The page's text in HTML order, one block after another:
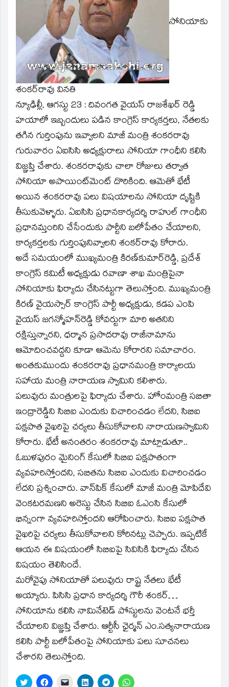
new
window)
సోనియాకు
శంకర్‌రావు వినతి
న్యూఢిల్లీ, ఆగస్టు 23 : దివంగత వైయస్‌ రాజశేఖర్‌ రెడ్డి
హయాలో ఇబ్బందులు పడిన కాంగ్రెస్‌ కార్యకర్తలు, నేతలకు
తగిన గుర్తింపును ఇవ్వాలని మాజీ మంత్రి శంకరరావు
గురువారం ఏఐసిసి అధ్యక్షురాలు సోనియా గాంధీని కలిసి
విజ్ఞప్తి చేశారు. శంకరరావుకు చాలా రోజులు తర్వాత
సోనియా అపాయింట్‌మెంట్‌ దొరికింది. ఆమెతో భేటీ
అయిన శంకరరావు పలు విషయాలను సోనియా దృష్టికి
తీసుకువెళ్ళారు. ఏఐసిసి ప్రధానకార్యదర్శి రాహుల్‌ గాంధీని
ప్రధానమ్తంరిని చేసేందుకు పార్టీని బలోపేతం చేయాలని,
కార్యకర్తలకు గుర్తింపునివ్వాలని శంకర్‌రావు కోరారు.
అదే సమయంలో ముఖ్యమంత్రి కిరణ్‌కుమార్‌రెడ్డి, ప్రదేశ్‌
కాంగ్రెస్‌ కమిటీ అధ్యక్షుడు రవాణా శాఖ మంత్రిపైనా
సోనియాకు ఫిర్యాదు చేసినట్టుగా తెలుస్తోంది. ముఖ్యమంత్రి
కిరణ్‌ వైయస్సార్‌ కాంగ్రెస్‌ పార్టీ అధ్యక్షుడు, కడప ఎంపి
వైయస్‌ జగన్మోహన్‌రెడ్డి కోవర్టుగా మారి అతనిని
రక్షిస్తున్నారని, ధర్మాన ప్రసాదరావు రాజీనామాను
ఆమోదించవద్దని కూడా ఆమెను కోరారని సమాచారం.
అంతకుముందు శంకరరావు ప్రధానమంత్రి కార్యాలయ
సహాయ మంత్రి నారాయణ స్వామిని కలిశారు.
పలువురు మంత్రులపై ఫిర్యాదు చేశారు. హోంమంత్రి సబితా
ఇంద్రారెడ్డిని సిబిఐ ఎందుకు విచారించడం లేదని, సిబిఐ
పక్షపాత వైఖరిపై చర్యలు తీసుకోవాలని నారాయణస్వామిని
కోరారు. భేటీ అనంతరం శంకరరావు మాట్లాడుతూ..
ఓబుళపురం మైనింగ్‌ కేసులో సిబిఐ పక్షపాతంగా
వ్యవహరిస్తోందని, సబితను సిబిఐ ఎందుకు విచారించడం
లేదని ప్రశ్నించారు. వాన్‌పిక్‌ కేసులో మాజీ మంత్రి మోపిదేవి
వెంకటరమణని అరెస్టు చేసిన సిబిఐ ఓఎంసి కేసులో
భిన్నంగా వ్యవహరిస్తోందని ఆరోపించారు. సిబిఐ పక్షపాత
వైఖరిపై చర్యలు తీసుకోవాలని కోరినట్లు చెప్పారు. ఇప్పటికే
ఆయన ఈ విషయంలో సిబిఐపై సివిసికి ఫిర్యాదు చేసిన
విషయం తెలిసిందే.
మరోవైపు సోనియాతో పలువురు రాష్ట్ర నేతలు భేటీ
అయ్యారు. పిసిసి ప్రధాన కార్యదర్శి గౌరీ శంకర్‌…
సోనియాను కలిసి నామినేటెడ్‌ పోస్టులను వెంటనే భర్తీ
చేయాలని విజ్ఞప్తి చేశారు. ఆర్టీసీ ఛైర్మన్‌ ఎం.సత్యనారాయణ
కలిసి పార్టీ బలోపేతంపై సోనియాకు పలు సూచనలు
చేశారని తెలుస్తోంది.
Click Click Click Click Click Click